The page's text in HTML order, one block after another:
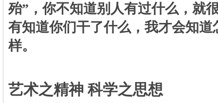
殆” ，你不知道别人有过什么，就
有知道你们干了什么，我才会知道
样。
艺术之精神 科学之思想